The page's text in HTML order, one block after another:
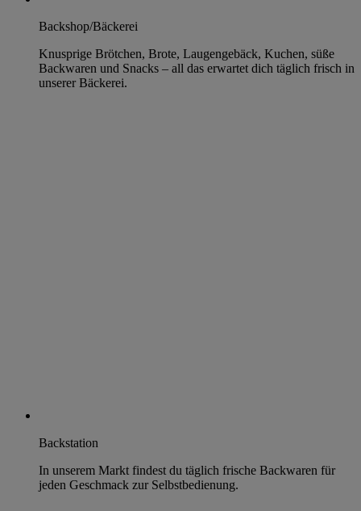
Backshop/Bäckerei
Knusprige Brötchen, Brote, Laugengebäck, Kuchen, süße
Backwaren und Snacks – all das erwartet dich täglich frisch in
unserer Bäckerei.
Backstation
In unserem Markt findest du täglich frische Backwaren für
jeden Geschmack zur Selbstbedienung.